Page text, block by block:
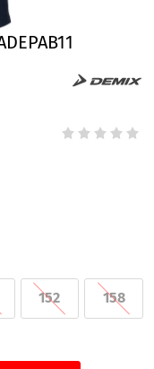
152 158